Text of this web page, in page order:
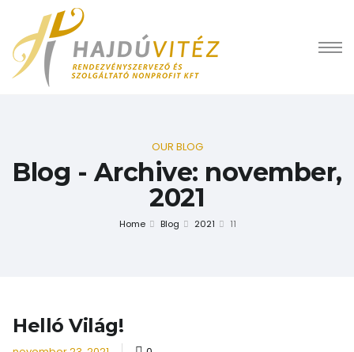
OUR BLOG
Blog - Archive: november,
2021
Home Blog 2021 11
Helló Világ!